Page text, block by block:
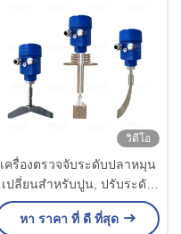
วิดีโอ
เครื่องตรวจจับระดับปลาหมุน
เปลี่ยนสําหรับปูน, ปรับระดับ
อนุภาคเล็ก
หา ราคา ที่ ดี ที่สุด